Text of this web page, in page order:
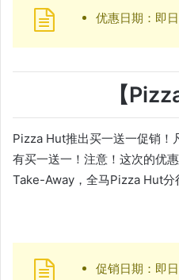
优惠日期：即
【
Pizza Hut推出买一送一促销
有买一送一！注意！这次的优
Take-Away，全马Pizza Hut分
促销日期：即